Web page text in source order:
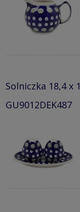
Solniczka 18,4 x
GU9012DEK487